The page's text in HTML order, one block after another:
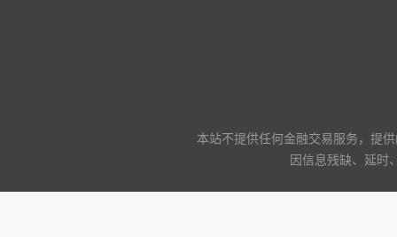
本站不提供任何金融交易服务，提
因信息残缺、延时